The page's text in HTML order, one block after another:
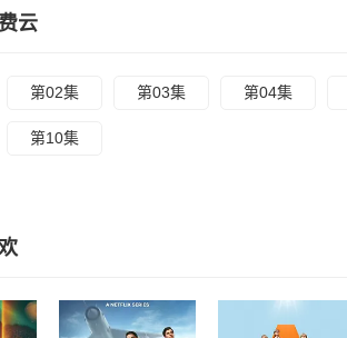
云
第02集 第03集 第04集
第10集